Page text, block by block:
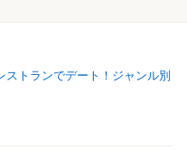
トランでデート！ジャンル別